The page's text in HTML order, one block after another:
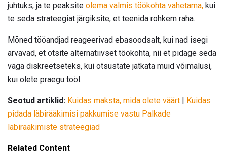
juhtuks, ja te peaksite olema valmis töökohta vahetama, kui
te seda strateegiat järgiksite, et teenida rohkem raha.
Mõned tööandjad reageerivad ebasoodsalt, kui nad isegi
arvavad, et otsite alternatiivset töökohta, nii et pidage seda
väga diskreetseteks, kui otsustate jätkata muid võimalusi,
kui olete praegu tööl.
Seotud artiklid: Kuidas maksta, mida olete väärt | Kuidas
pidada läbirääkimisi pakkumise vastu Palkade
läbirääkimiste strateegiad
Related Content